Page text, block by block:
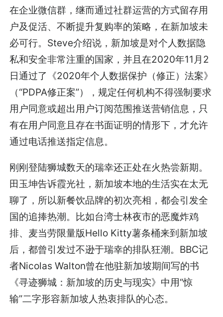
在企业微信群，继而通过社群运营的方式留存用
户及促活、不断提升复购率的策略，在新加坡未
必可行。Steve介绍说，新加坡是对个人数据隐
私和安全非常注重的国家，并且在2020年11月2
日通过了《2020年个人数据保护（修正）法案》
（“PDPA修正案”），规定任何机构不得强制要求
用户同意或超出用户订阅范围推送营销信息，只
有在用户同意且存在书面证明的情形下，才允许
通过电话推送指定信息。
刚刚登陆狮城数天的瑞幸还正处在火热尝新期。
田玉坤告诉霞光社，新加坡本地的生活实在太无
聊了，所以新餐饮品牌的初次亮相，都会引发全
国的追捧热潮。比如台湾士林夜市的恶魔炸鸡
排、麦当劳限量版Hello Kitty薯条桶来到新加坡
后，都曾引发过不逊于瑞幸的排队狂潮。BBC记
者Nicolas Walton曾在他驻新加坡期间写的书
《寻迹狮城：新加坡的历史与现实》中用“惊
输”二字形容新加坡人热衷排队的心态。